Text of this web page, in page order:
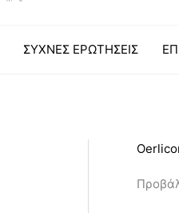
ΣΥΧΝΕΣ ΕΡΩΤΗΣΕΙΣ